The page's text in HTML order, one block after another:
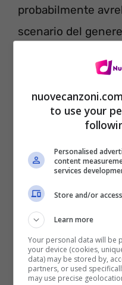
probabilmente
scenario del
tempo tantissimi
di otto mesi
Alessandro
to use your
Personalised
content
services
Store and/or
Learn more
Your personal data will be
your device (cookies,
data) may be stored by,
partners, or used
may use precise